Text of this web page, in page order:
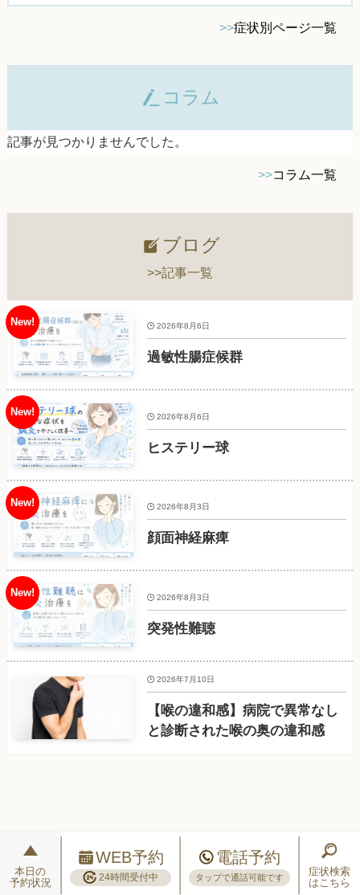
>>症状別ページ一覧
コラム
記事が見つかりませんでした。
>>コラム一覧
ブログ
>>記事一覧
過敏性腸症候群
2026年8月6日
ヒステリー球
2026年8月6日
顔面神経麻痺
2026年8月3日
突発性難聴
2026年8月3日
【喉の違和感】病院で異常なし
と診断された喉の奥の違和感
2026年7月10日
本日の
予約状況
WEB予約
24時間受付中
電話予約
タップで通話可能です
症状検索
はこちら